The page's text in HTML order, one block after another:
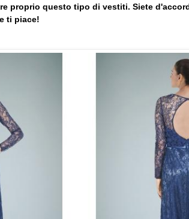
proprio questo tipo di vestiti. Siete
ti piace!